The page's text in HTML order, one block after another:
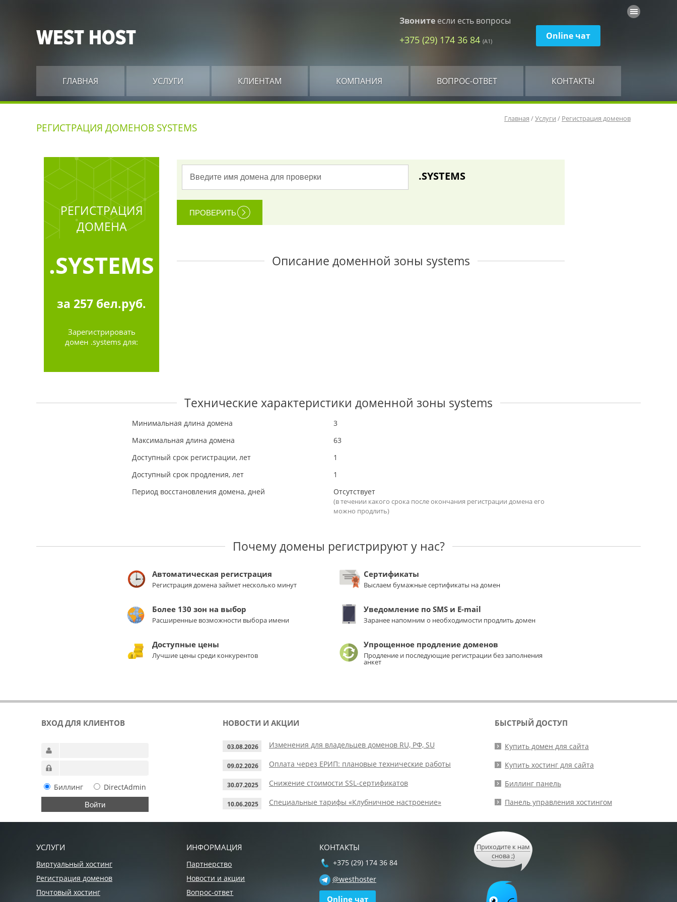
Звоните если есть вопросы
+375 (29) 174 36 84 (А1) Online чат
ГЛАВНАЯ УСЛУГИ КЛИЕНТАМ КОМПАНИЯ ВОПРОС-ОТВЕТ КОНТАКТЫ
Главная /Услуги / Регистрация доменов
РЕГИСТРАЦИЯ ДОМЕНОВ SYSTEMS
РЕГИСТРАЦИЯ
ДОМЕНА
.SYSTEMS
за 257 бел.руб.
Зарегистрировать
домен .systems для:
.SYSTEMS
Описание доменной зоны systems
Технические характеристики доменной зоны systems
Минимальная длина домена
3
Максимальная длина домена
63
Доступный срок регистрации, лет
1
Доступный срок продления, лет
1
Период восстановления домена, дней
Отсутствует
(в течении какого срока после окончания регистрации домена его
можно продлить)
Почему домены регистрируют у нас?
Автоматическая регистрация
Регистрация домена займет несколько минут
Сертификаты
Выслаем бумажные сертификаты на домен
Более 130 зон на выбор
Расширенные возможности выбора имени
Уведомление по SMS и E-mail
Заранее напомним о необходимости продлить домен
Доступные цены
Лучшие цены среди конкурентов
Упрощенное продление доменов
Продление и последующие регистрации без заполнения
анкет
ВХОД ДЛЯ КЛИЕНТОВ
Биллинг DirectAdmin
НОВОСТИ И АКЦИИ
03.08.2026 Изменения для владельцев доменов RU, РФ, SU
09.02.2026 Оплата через ЕРИП: плановые технические работы
30.07.2025 Снижение стоимости SSL-сертификатов
10.06.2025 Специальные тарифы «Клубничное настроение»
БЫСТРЫЙ ДОСТУП
Купить домен для сайта
Купить хостинг для сайта
Биллинг панель
Панель управления хостингом
УСЛУГИ
Виртуальный хостинг
Регистрация доменов
Почтовый хостинг
ИНФОРМАЦИЯ
Партнерство
Новости и акции
Вопрос-ответ
КОНТАКТЫ
+375 (29) 174 36 84
@westhoster
Online чат
Приходите к нам
снова ;)